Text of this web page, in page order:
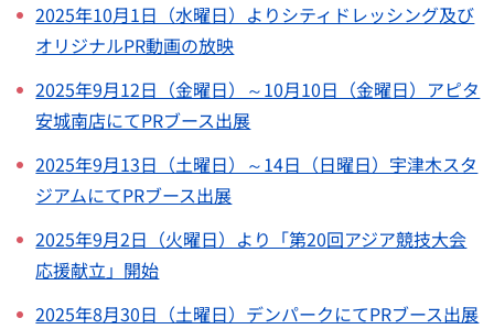
2025年10月1日（水曜日）よりシティドレッシング及び
オリジナルPR動画の放映
2025年9月12日（金曜日）～10月10日（金曜日）アピタ
安城南店にてPRブース出展
2025年9月13日（土曜日）～14日（日曜日）宇津木スタ
ジアムにてPRブース出展
2025年9月2日（火曜日）より「第20回アジア競技大会
応援献立」開始
2025年8月30日（土曜日）デンパークにてPRブース出展